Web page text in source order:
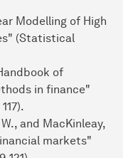
Modelling of High
(Statistical
of
in finance"
and MacKinleay,
markets"